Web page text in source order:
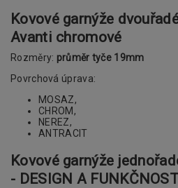
Kovové garnýže
Avanti chromové
Rozměry: průměr tyče 19mm
Povrchová úprava:
MOSAZ,
CHROM,
NEREZ,
ANTRACIT
Kovové garnýže
- DESIGN A